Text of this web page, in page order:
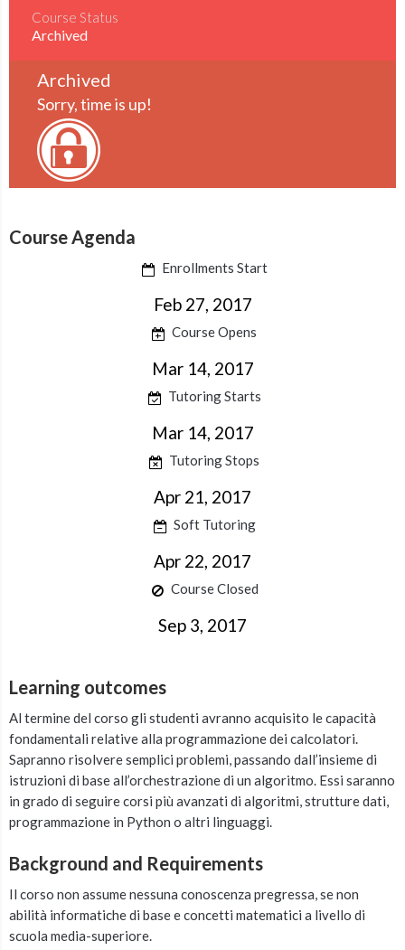
Course Status
Archived
Archived
Sorry, time is up!
Course Agenda
Enrollments Start
Feb 27, 2017
Course Opens
Mar 14, 2017
Tutoring Starts
Mar 14, 2017
Tutoring Stops
Apr 21, 2017
Soft Tutoring
Apr 22, 2017
Course Closed
Sep 3, 2017
Learning outcomes
Al termine del corso gli studenti avranno acquisito le capacità
fondamentali relative alla programmazione dei calcolatori.
Sapranno risolvere semplici problemi, passando dall’insieme di
istruzioni di base all’orchestrazione di un algoritmo. Essi saranno
in grado di seguire corsi più avanzati di algoritmi, strutture dati,
programmazione in Python o altri linguaggi.
Background and Requirements
Il corso non assume nessuna conoscenza pregressa, se non
abilità informatiche di base e concetti matematici a livello di
scuola media-superiore.